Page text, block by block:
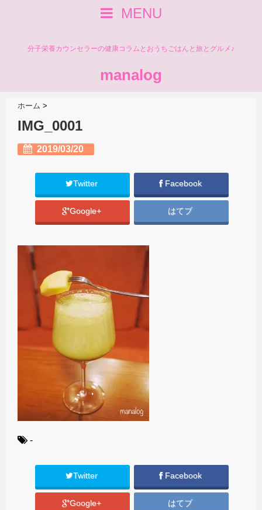
MENU
分子栄養カウンセラーの健康コラムとおうちごはんと旅とグルメ♪
manalog
ホーム >
IMG_0001
2019/03/20
Twitter Facebook
Google+ はてブ
-
Twitter Facebook
Google+ はてブ